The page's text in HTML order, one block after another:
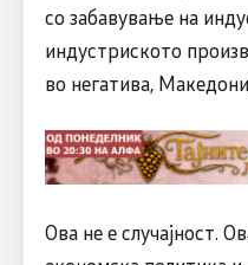
со забавување на
индустриското
во негатива,
Ова не е случајност.